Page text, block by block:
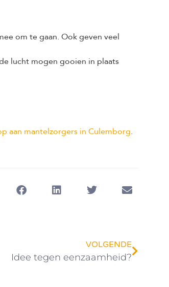
om te gaan. Ook geven veel
lucht mogen gooien in plaats
aan mantelzorgers in Culemborg.
VOLGENDE
Idee tegen eenzaamheid?